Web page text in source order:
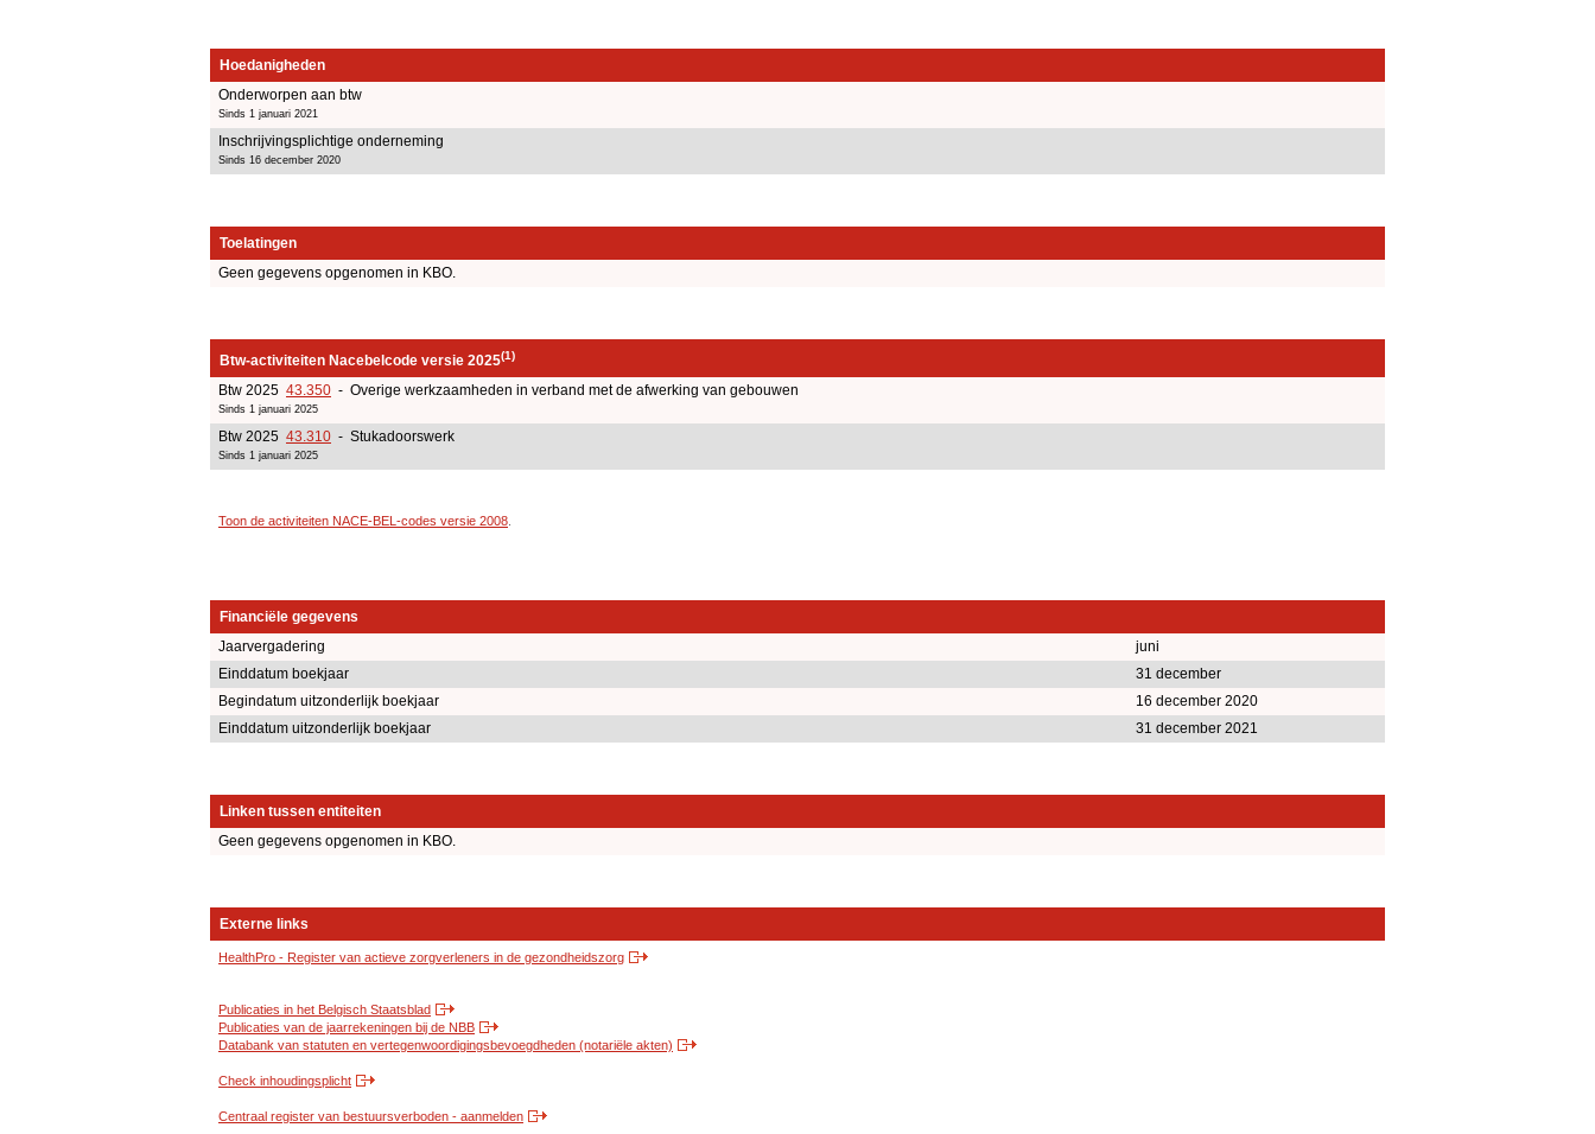
Hoedanigheden
Onderworpen aan btw
Sinds 1 januari 2021
Inschrijvingsplichtige onderneming
Sinds 16 december 2020
Toelatingen
Geen gegevens opgenomen in KBO.
Btw-activiteiten Nacebelcode versie 2025(1)
Btw 2025 43.350 - Overige werkzaamheden in verband met de afwerking van gebouwen
Sinds 1 januari 2025
Btw 2025 43.310 - Stukadoorswerk
Sinds 1 januari 2025
Toon de activiteiten NACE-BEL-codes versie 2008
Financiële gegevens
Jaarvergadering
juni
Einddatum boekjaar
31 december
Begindatum uitzonderlijk boekjaar
16 december 2020
Einddatum uitzonderlijk boekjaar
31 december 2021
Linken tussen entiteiten
Geen gegevens opgenomen in KBO.
Externe links
HealthPro - Register van actieve zorgverleners in de gezondheidszorg
Publicaties in het Belgisch Staatsblad
Publicaties van de jaarrekeningen bij de NBB
Databank van statuten en vertegenwoordigingsbevoegdheden (notariële akten)
Check inhoudingsplicht
Centraal register van bestuursverboden - aanmelden